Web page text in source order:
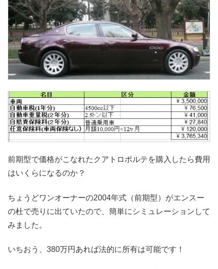
前期型で価格がこなれたクアトロポルテを購入したら費用
はいくらになるのか？
ちょうどワンオーナーの2004年式（前期型）がエンスー
の杜で売りに出ていたので、簡単にシミュレーションして
みました。
いちおう、380万円あれば法的に所有は可能です！